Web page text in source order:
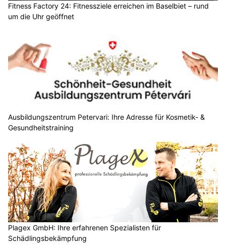
Fitness Factory 24: Fitnessziele erreichen im Baselbiet – rund
um die Uhr geöffnet
Ausbildungszentrum Petervari: Ihre Adresse für Kosmetik- &
Gesundheitstraining
Plagex GmbH: Ihre erfahrenen Spezialisten für
Schädlingsbekämpfung